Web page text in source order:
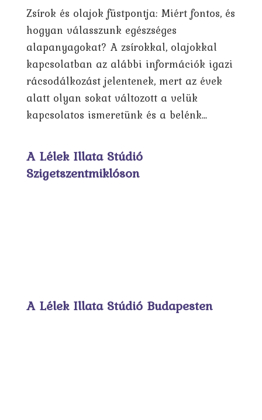
Zsírok és olajok füstpontja: Miért fontos, és
hogyan válasszunk egészséges
alapanyagokat? A zsírokkal, olajokkal
kapcsolatban az alábbi információk igazi
rácsodálkozást jelentenek, mert az évek
alatt olyan sokat változott a velük
kapcsolatos ismeretünk és a belénk...
A Lélek Illata Stúdió
Szigetszentmiklóson
A Lélek Illata Stúdió Budapesten